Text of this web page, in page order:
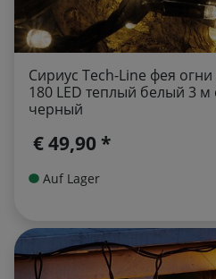
Сириус Tech-Line фея
180 LED теплый белый 3 м
черный
€ 49,90 *
Auf Lager